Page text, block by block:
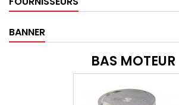
BANNER
BAS MOTEUR